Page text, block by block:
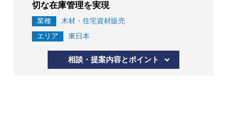
切な在庫管理を実現
業種
木材・住宅資材販売
エリア
東日本
相談・提案内容とポイント